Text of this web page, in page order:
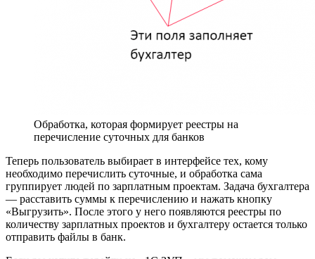
Обработка, которая формирует реестры на
перечисление суточных для банков
Теперь пользователь выбирает в интерфейсе тех, кому
необходимо перечислить суточные, и обработка сама
группирует людей по зарплатным проектам. Задача бухгалтера
— расставить суммы к перечислению и нажать кнопку
«Выгрузить». После этого у него появляются реестры по
количеству зарплатных проектов и бухгалтеру остается только
отправить файлы в банк.